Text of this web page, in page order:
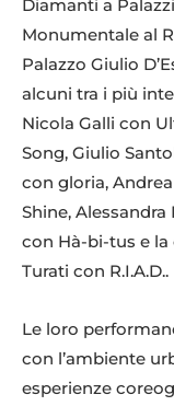
Diamanti a
Monumentale al
Palazzo Giulio
alcuni tra i più
Nicola Galli con
Song, Giulio
con gloria,
Shine, Alessandra
con Hà-bi-tus e
Turati con R.I.A.D..
Le loro
con l’ambiente
esperienze